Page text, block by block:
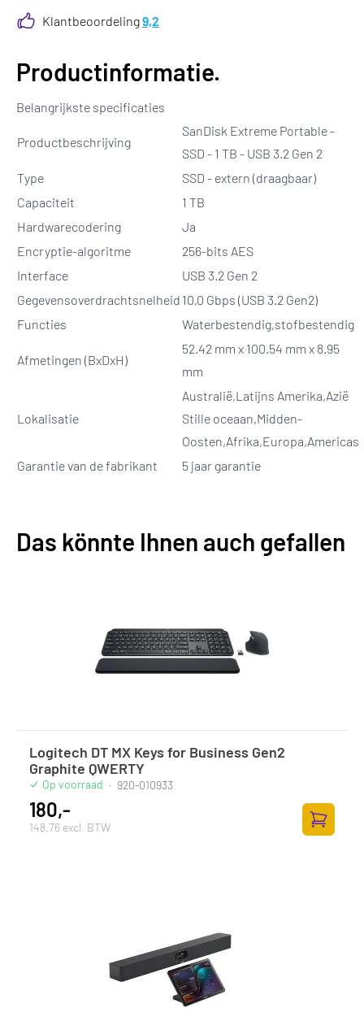
Klantbeoordeling9,2
Productinformatie.
Belangrijkste specificaties
Productbeschrijving
SanDisk Extreme Portable -
SSD - 1 TB - USB 3.2 Gen 2
Type
SSD - extern (draagbaar)
Capaciteit
1 TB
Hardwarecodering
Ja
Encryptie-algoritme
256-bits AES
Interface
USB 3.2 Gen 2
Gegevensoverdrachtsnelheid 10,0 Gbps (USB 3.2 Gen2)
Functies
Waterbestendig,stofbestendig
Afmetingen (BxDxH)
52.42 mm x 100.54 mm x 8.95
mm
Lokalisatie
Australië,Latijns Amerika,Azië
Stille oceaan,Midden-
Oosten,Afrika,Europa,Americas
Garantie van de fabrikant
5 jaar garantie
Das könnte Ihnen auch gefallen
Logitech DT MX Keys for Business Gen2
Graphite QWERTY
Op voorraad · 920-010933
180,-
148,76 excl. BTW
Zum